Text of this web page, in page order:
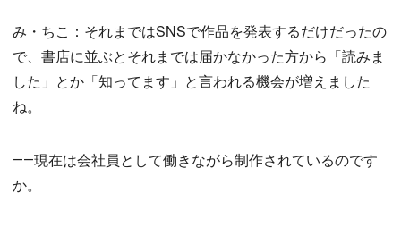
み・ちこ：それまではSNSで作品を発表するだけだったの
で、書店に並ぶとそれまでは届かなかった方から「読みま
した」とか「知ってます」と言われる機会が増えました
ね。
――現在は会社員として働きながら制作されているのです
か。